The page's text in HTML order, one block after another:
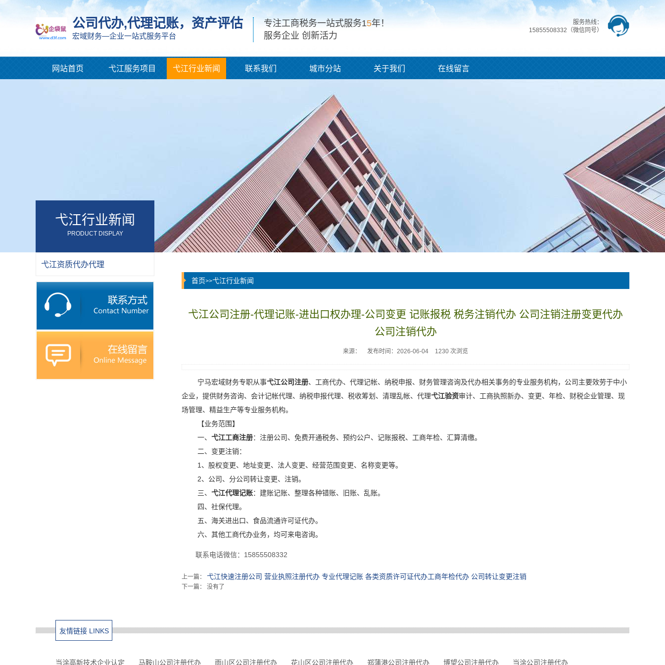
公司代办,代理记账，资产评估
宏域财务—企业一站式服务平台
专注工商税务一站式服务15年！
服务企业 创新活力
服务热线：
15855508332（微信同号）
网站首页 弋江服务项目 弋江行业新闻 联系我们 城市分站 关于我们 在线留言
弋江行业新闻
PRODUCT DISPLAY
弋江资质代办代理
首页>>弋江行业新闻
弋江公司注册-代理记账-进出口权办理-公司变更 记账报税 税务注销代办 公司注销注册变更代办
公司注销代办
来源： 发布时间：2026-06-04 1230 次浏览
宁马宏域财务专职从事弋江公司注册、工商代办、代理记帐、纳税申报、财务管理咨询及代办相关事务的专业服务机构，公司主要效劳于中小
企业，提供财务咨询、会计记帐代理、纳税申报代理、税收筹划、清理乱帐、代理弋江验资审计、工商执照新办、变更、年检、财税企业管理、现
场管理、精益生产等专业服务机构。
【业务范围】
一、 弋江工商注册：注册公司、免费开通税务、预约公户、记账报税、工商年检、汇算清缴。
二、变更注销：
1、股权变更、地址变更、法人变更、经营范围变更、名称变更等。
2、公司、分公司转让变更、注销。
三、 弋江代理记账：建账记账、整理各种错账、旧账、乱账。
四、社保代理。
五、海关进出口、食品流通许可证代办。
六、其他工商代办业务，均可来电咨询。
联系电话微信：15855508332
上一篇： 弋江快速注册公司 营业执照注册代办 专业代理记账 各类资质许可证代办工商年检代办 公司转让变更注销
下一篇： 没有了
友情链接 LINKS
当涂高新技术企业认定 马鞍山公司注册代办 雨山区公司注册代办 花山区公司注册代办 郑蒲港公司注册代办 博望公司注册代办 当涂公司注册代办